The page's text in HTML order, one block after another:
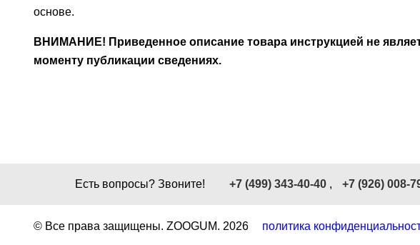
основе.
ВНИМАНИЕ! Приведенное описание товара инструкцией не
моменту публикации сведениях.
Есть вопросы? Звоните! +7 (499) 343-40-40 , +7 (926) 008-
© Все права защищены. ZOOGUM. 2026 политика